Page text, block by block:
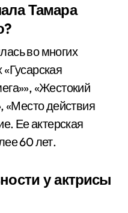
Тамара
во многих
«Жестокий
«Место действия
Ее актерская
60 лет.
у актрисы